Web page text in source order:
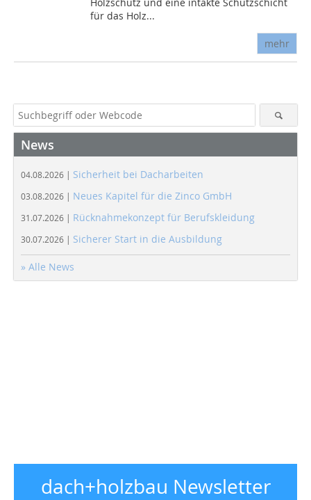
Holzschutz und eine intakte Schutzschicht
für das Holz...
mehr
News
04.08.2026 | Sicherheit bei Dacharbeiten
03.08.2026 | Neues Kapitel für die Zinco GmbH
31.07.2026 | Rücknahmekonzept für Berufskleidung
30.07.2026 | Sicherer Start in die Ausbildung
» Alle News
dach+holzbau Newsletter